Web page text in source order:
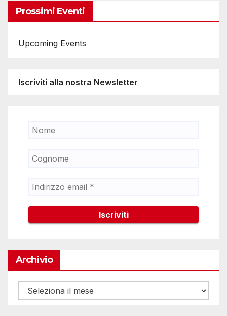
Prossimi Eventi
Upcoming Events
Iscriviti alla nostra Newsletter
Archivio
Archivio